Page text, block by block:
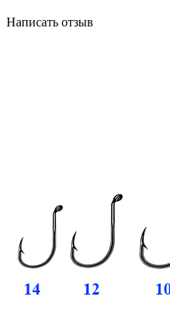
Написать отзыв